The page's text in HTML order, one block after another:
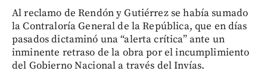
Al reclamo de Rendón y Gutiérrez se había sumado
la Contraloría General de la República, que en días
pasados dictaminó una “alerta crítica” ante un
inminente retraso de la obra por el incumplimiento
del Gobierno Nacional a través del Invías.